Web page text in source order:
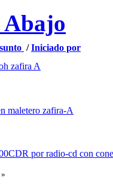
/Iniciado por
zafira A
maletero zafira-A
por radio-cd con
»